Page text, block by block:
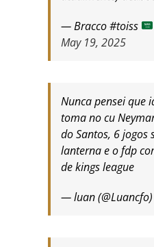
— Bracco #toiss
May 19, 2025
Nunca pensei que
toma no cu
do Santos, 6 jogos
lanterna e o fdp
de kings league
— luan (@Luancfo)